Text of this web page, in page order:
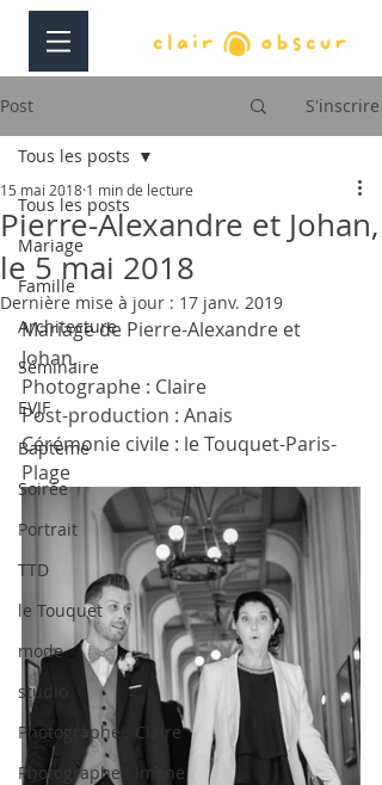
Post S'inscrire
Tous les posts
Mariage
Famille
Architecture
Séminaire
EVJF
Bapteme
Soirée
Portrait
TTD
le Touquet
mode
studio
Photographe : Claire
Photographe : Imene
Tous les posts
Pierre-Alexandre et Johan,
le 5 mai 2018
15 mai 2018 1 min de lecture
Dernière mise à jour : 17 janv. 2019
Mariage de Pierre-Alexandre et
Johan.
Photographe : Claire
Post-production : Anais
Cérémonie civile : le Touquet-Paris-
Plage